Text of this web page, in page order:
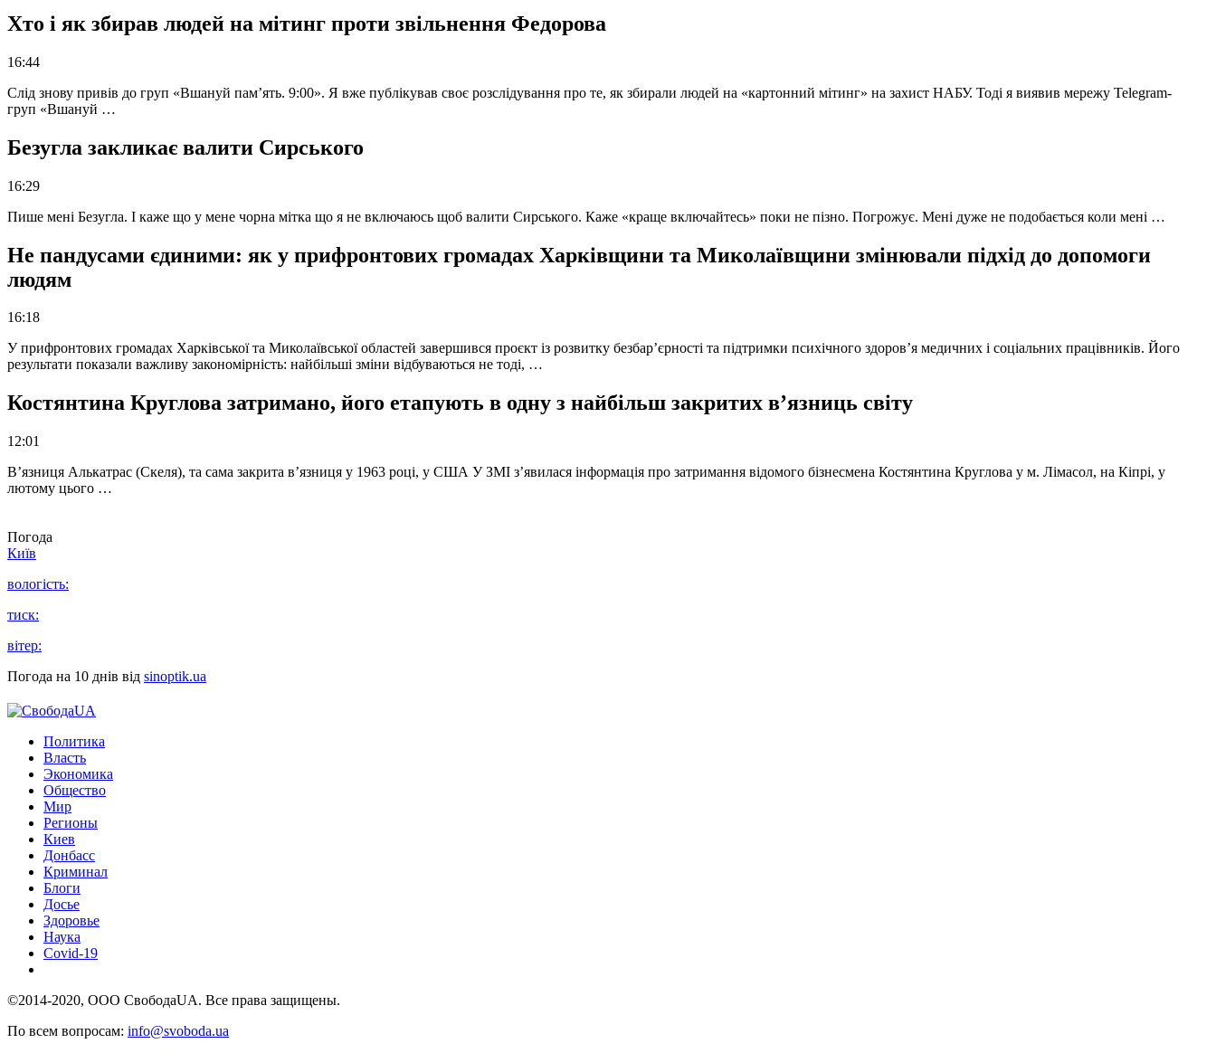
Хто і як збирав людей на мітинг проти звільнення Федорова
16:44
Слід знову привів до груп «Вшануй пам’ять. 9:00». Я вже публікував своє розслідування про те, як збирали людей на «картонний мітинг» на захист НАБУ. Тоді я виявив мережу Telegram-
груп «Вшануй …
Безугла закликає валити Сирського
16:29
Пише мені Безугла. І каже що у мене чорна мітка що я не включаюсь щоб валити Сирського. Каже «краще включайтесь» поки не пізно. Погрожує. Мені дуже не подобається коли мені …
Не пандусами єдиними: як у прифронтових громадах Харківщини та Миколаївщини змінювали підхід до допомоги
людям
16:18
У прифронтових громадах Харківської та Миколаївської областей завершився проєкт із розвитку безбар’єрності та підтримки психічного здоров’я медичних і соціальних працівників. Його
результати показали важливу закономірність: найбільші зміни відбуваються не тоді, …
Костянтина Круглова затримано, його етапують в одну з найбільш закритих в’язниць світу
12:01
В’язниця Алькатрас (Скеля), та сама закрита в’язниця у 1963 році, у США У ЗМІ з’явилася інформація про затримання відомого бізнесмена Костянтина Круглова у м. Лімасол, на Кіпрі, у
лютому цього …
Погода
Київ
вологість:
тиск:
вітер:
Погода на 10 днів від sinoptik.ua
Политика
Власть
Экономика
Общество
Мир
Регионы
Киев
Донбасс
Криминал
Блоги
Досье
Здоровье
Наука
Covid-19
©2014-2020, ООО СвободаUA. Все права защищены.
По всем вопросам: info@svoboda.ua